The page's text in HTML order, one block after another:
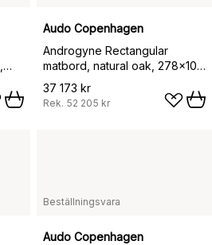
Audo Copenhagen
Androgyne Rectangular
matbord, natural oak, 278x109
cm
37 173 kr
Rek. 52 205 kr
Beställningsvara
Audo Copenhagen